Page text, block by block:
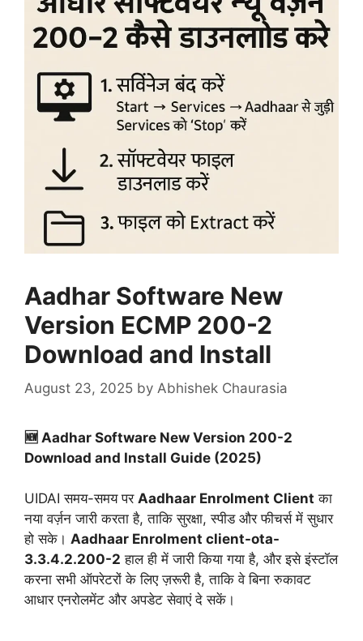
Aadhar Software New
Version ECMP 200-2
Download and Install
August 23, 2025 by Abhishek Chaurasia
🆕 Aadhar Software New Version 200-2
Download and Install Guide (2025)
UIDAI समय-समय पर Aadhaar Enrolment Client का
नया वर्ज़न जारी करता है, ताकि सुरक्षा, स्पीड और फीचर्स में सुधार
हो सके। Aadhaar Enrolment client-ota-
3.3.4.2.200-2 हाल ही में जारी किया गया है, और इसे इंस्टॉल
करना सभी ऑपरेटरों के लिए ज़रूरी है, ताकि वे बिना रुकावट
आधार एनरोलमेंट और अपडेट सेवाएं दे सकें।